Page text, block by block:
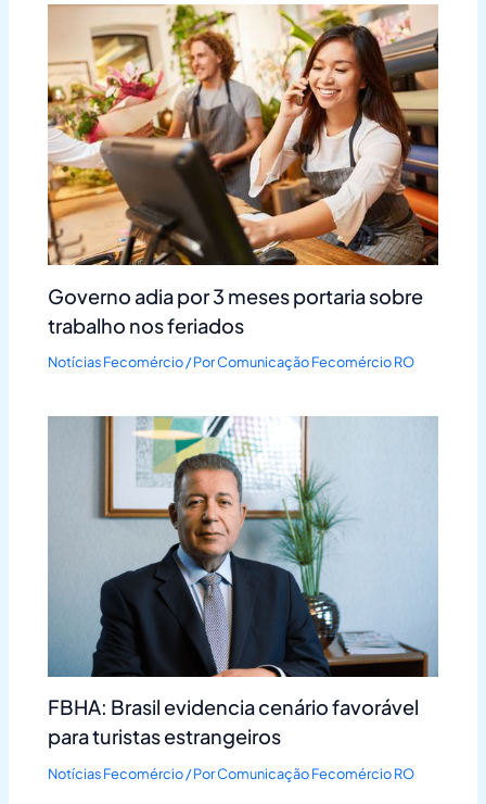
Governo adia por 3 meses portaria sobre
trabalho nos feriados
Notícias Fecomércio/ PorComunicação Fecomércio RO
FBHA: Brasil evidencia cenário favorável
para turistas estrangeiros
Notícias Fecomércio/ PorComunicação Fecomércio RO